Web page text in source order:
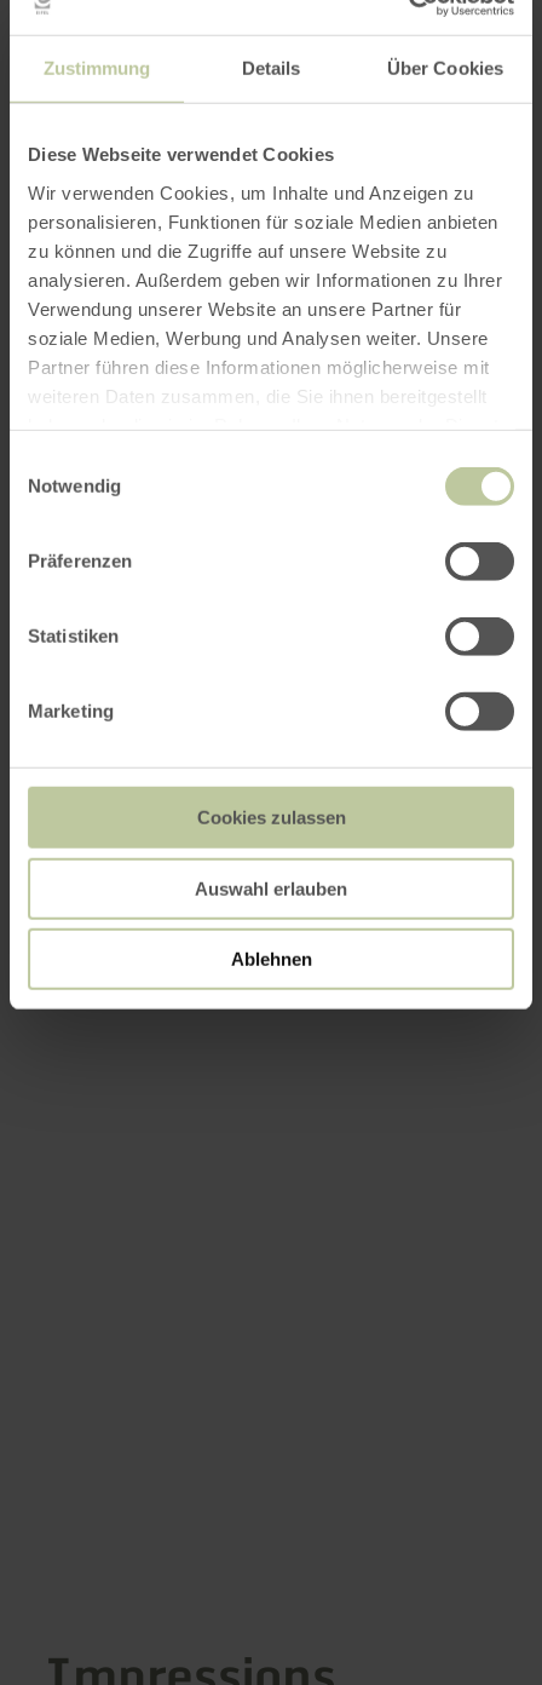
Zustimmung Details Über Cookies
Diese Webseite verwendet Cookies
Wir verwenden Cookies, um Inhalte und Anzeigen zu
personalisieren, Funktionen für soziale Medien anbieten
zu können und die Zugriffe auf unsere Website zu
analysieren. Außerdem geben wir Informationen zu Ihrer
Verwendung unserer Website an unsere Partner für
soziale Medien, Werbung und Analysen weiter. Unsere
Partner führen diese Informationen möglicherweise mit
weiteren Daten zusammen, die Sie ihnen bereitgestellt
Notwendig
Präferenzen
Statistiken
Marketing
Cookies zulassen
Auswahl erlauben
Ablehnen